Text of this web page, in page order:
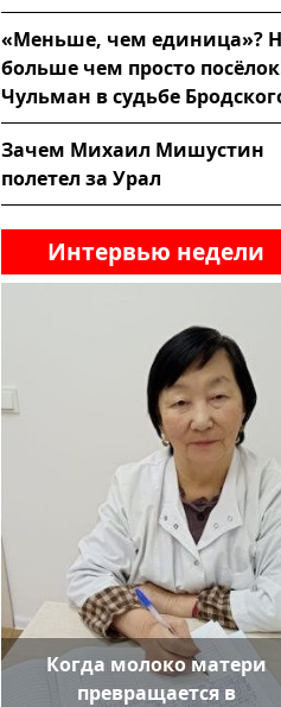
«Меньше, чем единица»?
больше чем просто
Чульман в судьбе
Зачем Михаил Мишустин
полетел за Урал
Интервью недели
Когда молоко матери
превращается в